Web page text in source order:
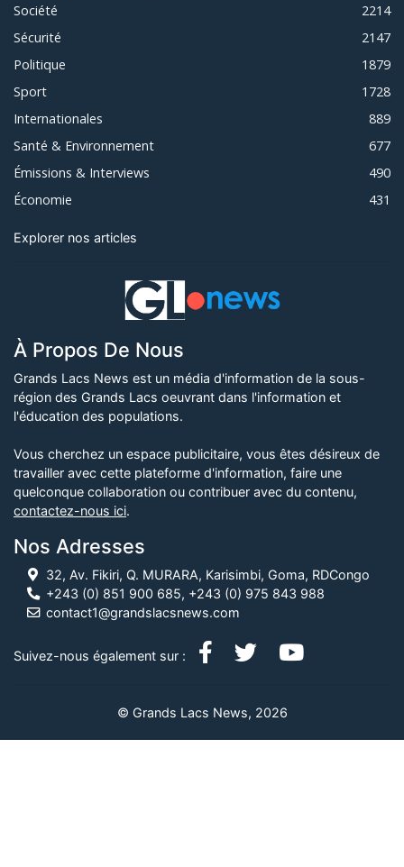
Société
2214
Sécurité
2147
Politique
1879
Sport
1728
Internationales
889
Santé & Environnement
677
Émissions & Interviews
490
Économie
431
Explorer nos articles
À Propos De Nous
Grands Lacs News est un média d'information de la sous-
région des Grands Lacs oeuvrant dans l'information et
l'éducation des populations.
Vous cherchez un espace publicitaire, vous êtes désireux de
travailler avec cette plateforme d'information, faire une
quelconque collaboration ou contribuer avec du contenu,
contactez-nous ici.
Nos Adresses
32, Av. Fikiri, Q. MURARA, Karisimbi, Goma, RDCongo
+243 (0) 851 900 685, +243 (0) 975 843 988
contact1@grandslacsnews.com
Suivez-nous également sur :
© Grands Lacs News, 2026